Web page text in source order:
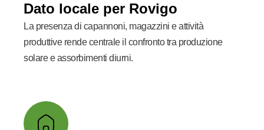
Dato locale per Rovigo
La presenza di capannoni, magazzini e attività
produttive rende centrale il confronto tra produzione
solare e assorbimenti diurni.